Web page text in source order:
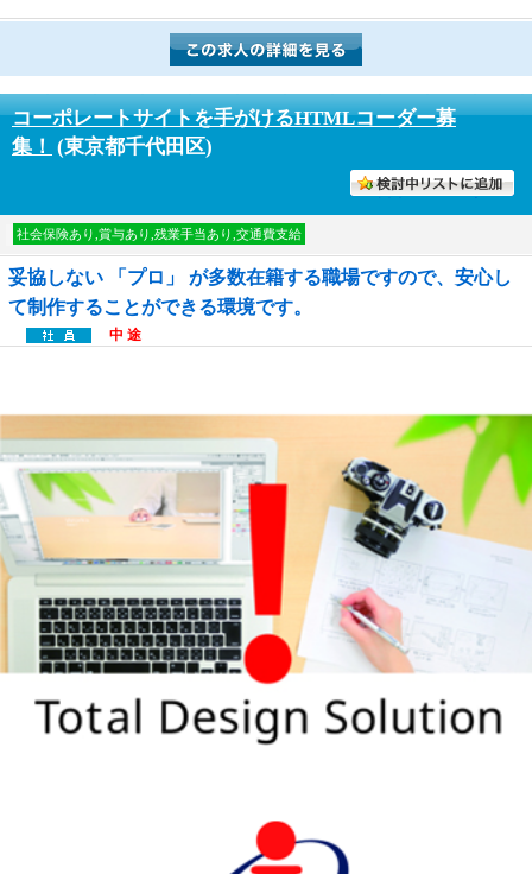
コーポレートサイトを手がけるHTMLコーダー募
集！ (東京都千代田区)
討中リストに入れる
社会保険あり,賞与あり,残業手当あり,交通費支給
妥協しない 「プロ」 が多数在籍する職場ですので、安心し
て制作することができる環境です。
中 途